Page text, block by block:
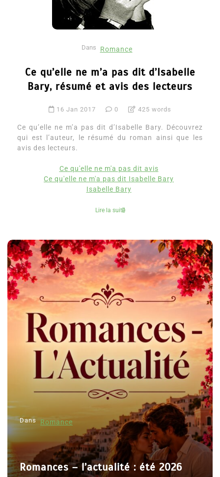
Dans Romance
Ce qu’elle ne m’a pas dit d’Isabelle
Bary, résumé et avis des lecteurs
16 Jan 2017 0 425 words
Ce qu’elle ne m’a pas dit d’Isabelle Bary. Découvrez
qui est l’auteur, le résumé du roman ainsi que les
avis des lecteurs.
Ce qu'elle ne m'a pas dit avis
Ce qu'elle ne m'a pas dit Isabelle Bary
Isabelle Bary
Lire la suite
Dans Romance
Romances – l’actualité : été 2026